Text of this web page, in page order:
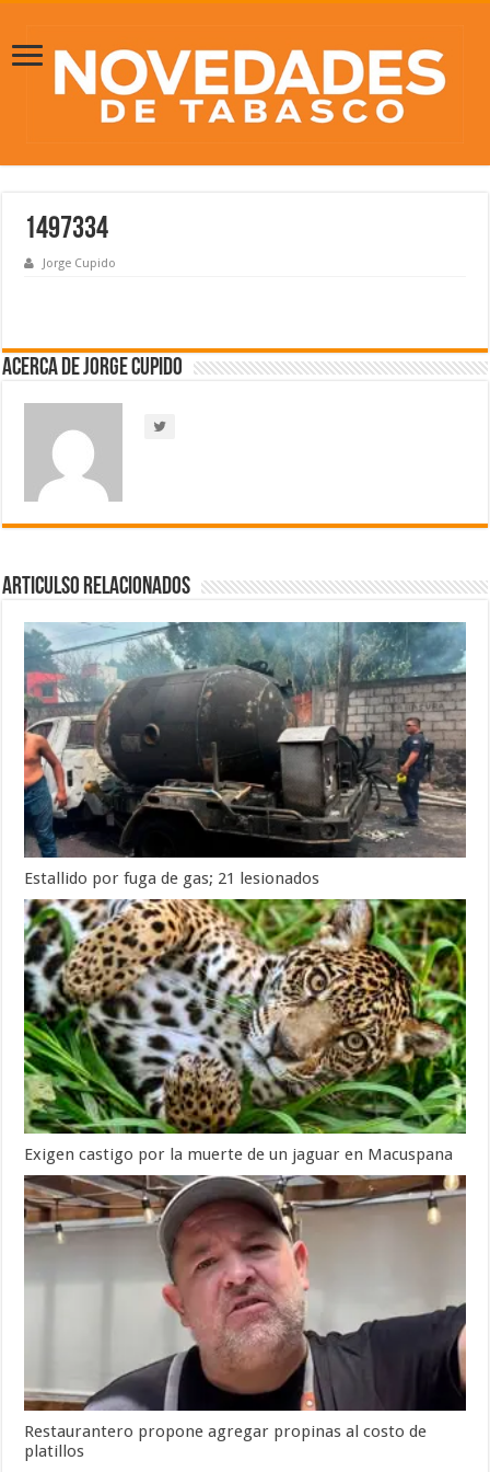
1497334
Jorge Cupido
Acerca de Jorge Cupido
Articulso Relacionados
Estallido por fuga de gas; 21 lesionados
Exigen castigo por la muerte de un jaguar en Macuspana
Restaurantero propone agregar propinas al costo de
platillos